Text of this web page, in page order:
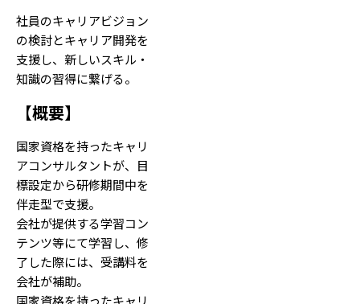
社員のキャリアビジョン
の検討とキャリア開発を
支援し、新しいスキル・
知識の習得に繋げる。
【概要】
国家資格を持ったキャリ
アコンサルタントが、目
標設定から研修期間中を
伴走型で支援。
会社が提供する学習コン
テンツ等にて学習し、修
了した際には、受講料を
会社が補助。